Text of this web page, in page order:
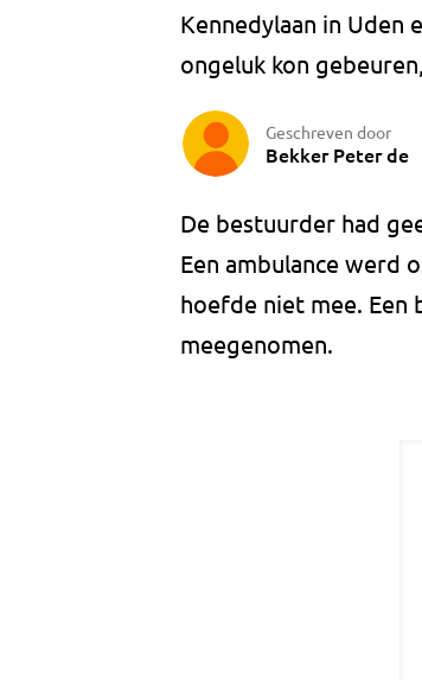
Kennedylaan in Uden
ongeluk kon
Geschreven door
Bekker Peter de
De bestuurder had
Een ambulance werd
hoefde niet mee. Een
meegenomen.